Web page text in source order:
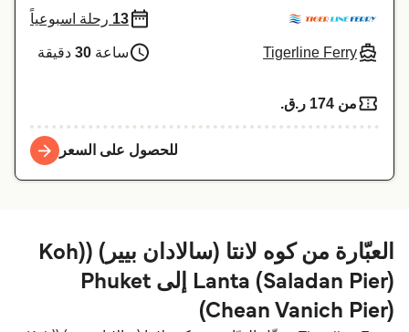
Tigerline Ferry
13 رحلة اسبوعياً
ساعة 30 دقيقة
من 174 ر.ق.‏
للحصول على السعر
العبّارة من كوه لانتا (سالادان بيير) ((Koh
Lanta (Saladan Pier) إلى Phuket
(Chean Vanich Pier)